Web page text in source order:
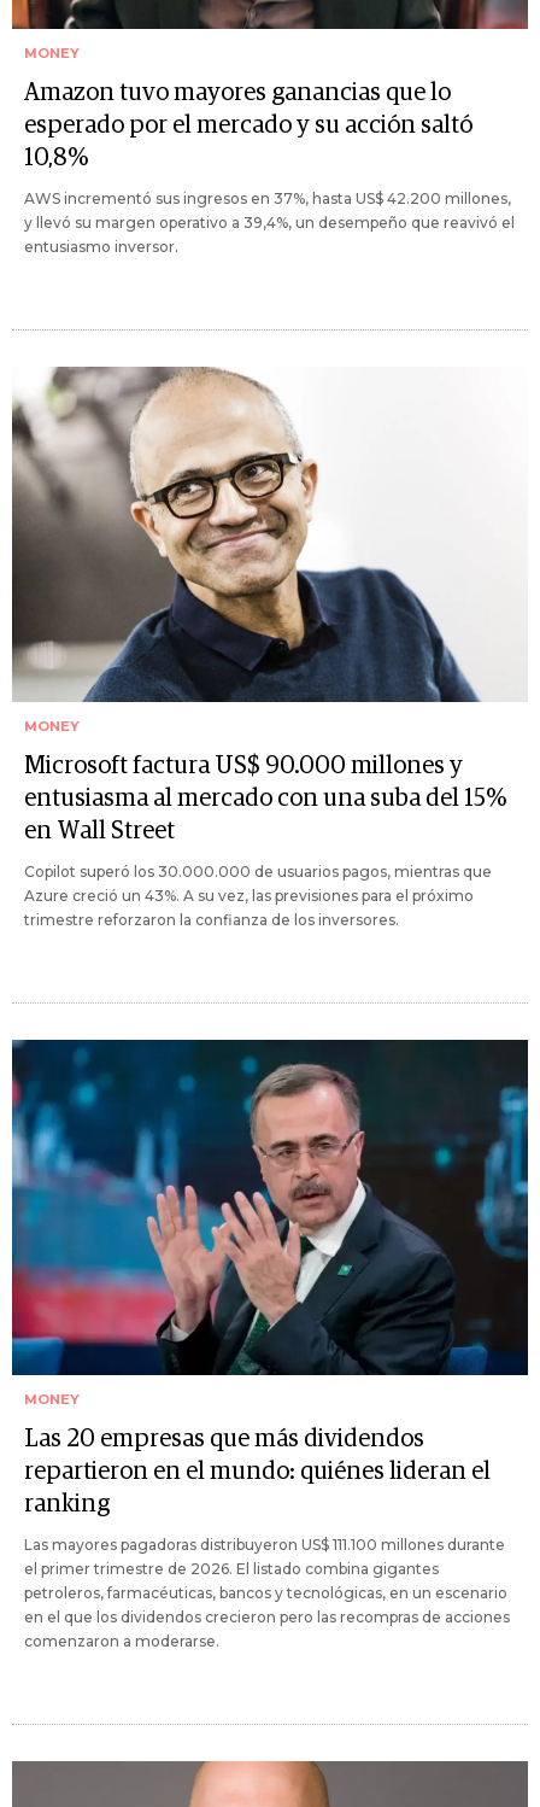
MONEY
Amazon tuvo mayores ganancias que lo
esperado por el mercado y su acción saltó
10,8%
AWS incrementó sus ingresos en 37%, hasta US$ 42.200 millones,
y llevó su margen operativo a 39,4%, un desempeño que reavivó el
entusiasmo inversor.
MONEY
Microsoft factura US$ 90.000 millones y
entusiasma al mercado con una suba del 15%
en Wall Street
Copilot superó los 30.000.000 de usuarios pagos, mientras que
Azure creció un 43%. A su vez, las previsiones para el próximo
trimestre reforzaron la confianza de los inversores.
MONEY
Las 20 empresas que más dividendos
repartieron en el mundo: quiénes lideran el
ranking
Las mayores pagadoras distribuyeron US$ 111.100 millones durante
el primer trimestre de 2026. El listado combina gigantes
petroleros, farmacéuticas, bancos y tecnológicas, en un escenario
en el que los dividendos crecieron pero las recompras de acciones
comenzaron a moderarse.